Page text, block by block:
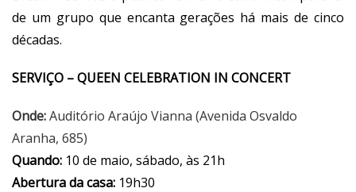
de um grupo que encanta gerações há mais de cinco
décadas.
SERVIÇO – QUEEN CELEBRATION IN CONCERT
Onde:Auditório Araújo Vianna (Avenida Osvaldo
Aranha, 685)
Quando: 10 de maio, sábado, às 21h
Abertura da casa: 19h30